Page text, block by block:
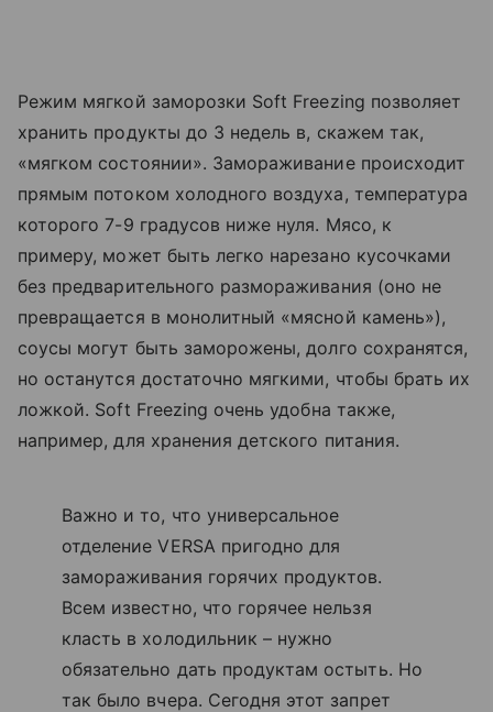
Режим мягкой заморозки Soft Freezing позволяет
хранить продукты до 3 недель в, скажем так,
«мягком состоянии». Замораживание происходит
прямым потоком холодного воздуха, температура
которого 7-9 градусов ниже нуля. Мясо, к
примеру, может быть легко нарезано кусочками
без предварительного размораживания (оно не
превращается в монолитный «мясной камень»),
соусы могут быть заморожены, долго сохранятся,
но останутся достаточно мягкими, чтобы брать их
ложкой. Soft Freezing очень удобна также,
например, для хранения детского питания.
Важно и то, что универсальное
отделение VERSA пригодно для
замораживания горячих продуктов.
Всем известно, что горячее нельзя
класть в холодильник – нужно
обязательно дать продуктам остыть. Но
так было вчера. Сегодня этот запрет